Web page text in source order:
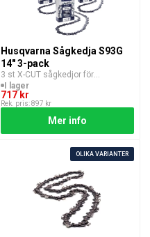
Husqvarna Sågkedja S93G
14" 3-pack
3 st X-CUT sågkedjor för
motorsågar med 3/8″ mini
delning.
I lager
717 kr
Rek. pris: 897 kr
Mer info
OLIKA VARIANTER